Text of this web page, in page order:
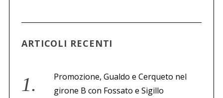
ARTICOLI RECENTI
Promozione, Gualdo e Cerqueto nel
girone B con Fossato e Sigillo
p
r